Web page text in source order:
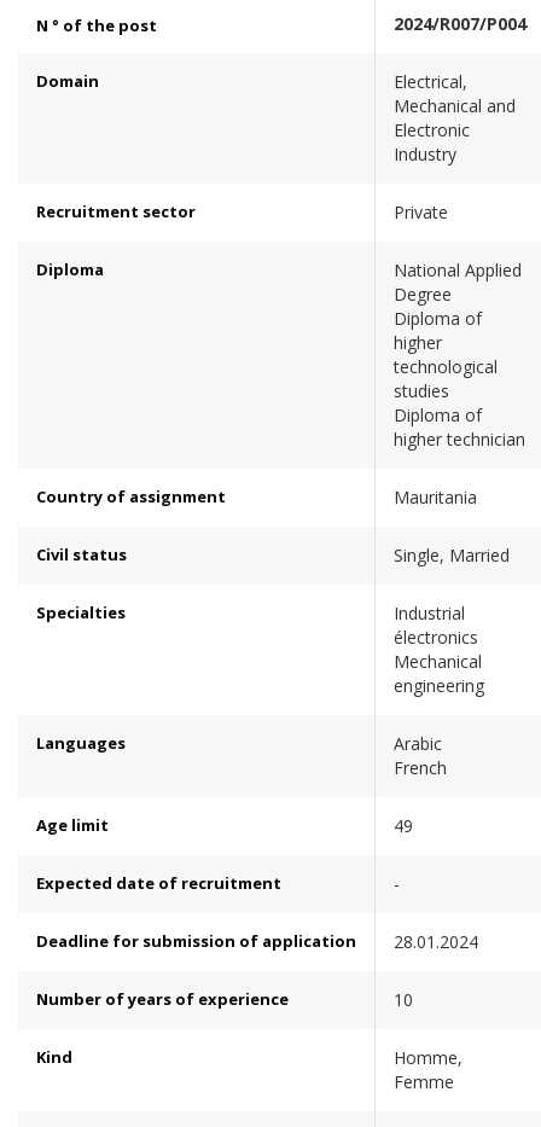
N ° of the post 2024/R007/P004
Domain
Electrical,
Mechanical and
Electronic
Industry
Recruitment sector Private
Diploma
National Applied
Degree
Diploma of
higher
technological
studies
Diploma of
higher technician
Country of assignment Mauritania
Civil status Single, Married
Specialties
Industrial
électronics
Mechanical
engineering
Languages
Arabic
French
Age limit 49
Expected date of recruitment -
Deadline for submission of application 28.01.2024
Number of years of experience 10
Kind
Homme,
Femme